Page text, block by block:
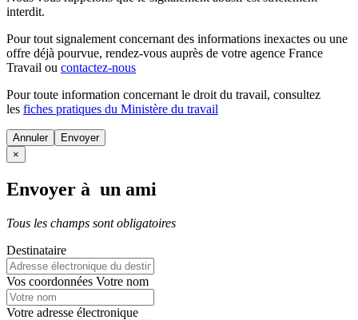
interdit.
Pour tout signalement concernant des informations inexactes ou une
offre déjà pourvue, rendez-vous auprès de votre agence France
Travail ou contactez-nous
Pour toute information concernant le droit du travail, consultez
les fiches pratiques du Ministère du travail
Annuler
×
Envoyer à un ami
Tous les champs sont obligatoires
Destinataire
Vos coordonnées Votre nom
Votre adresse électronique